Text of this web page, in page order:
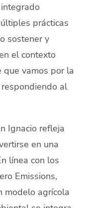
prácticas
sostener y
el contexto
que vamos por la
al
Ignacio refleja
en una
línea con los
Emissions,
modelo agrícola